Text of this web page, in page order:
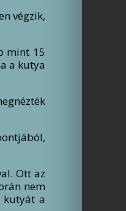
végzik,
mint 15
a kutya
Ott az
nem
kutyát a